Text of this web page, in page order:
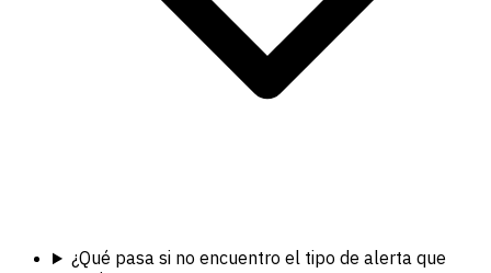
¿Qué pasa si no encuentro el tipo de alerta que